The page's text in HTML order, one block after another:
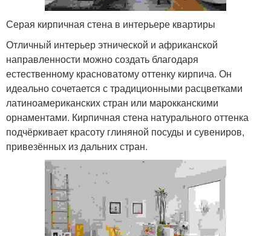
Серая кирпичная стена в интерьере квартиры
Отличный интерьер этнической и африканской
направленности можно создать благодаря
естественному красноватому оттенку кирпича. Он
идеально сочетается с традиционными расцветками
латиноамериканских стран или марокканскими
орнаментами. Кирпичная стена натурального оттенка
подчёркивает красоту глиняной посуды и сувениров,
привезённых из дальних стран.